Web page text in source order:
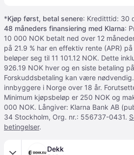
*Kjøp først, betal senere: Kreditttid: 30
48 måneders finansiering med Klarna:
10 000 NOK betalt ned over 12
på 21.9 % har en effektiv rente (APR)
beløper seg til 11 101.12 NOK. Dette
926.19 NOK hver og en siste betaling
Forskuddsbetaling kan være
innbyggere i Norge over 18 år.
Minimum kjøpsbeløp er 250 NOK og
000 NOK. Långiver: Klarna Bank AB
34 Stockholm, Org. nr.: 556737-0431.
betingelser.
Dekk